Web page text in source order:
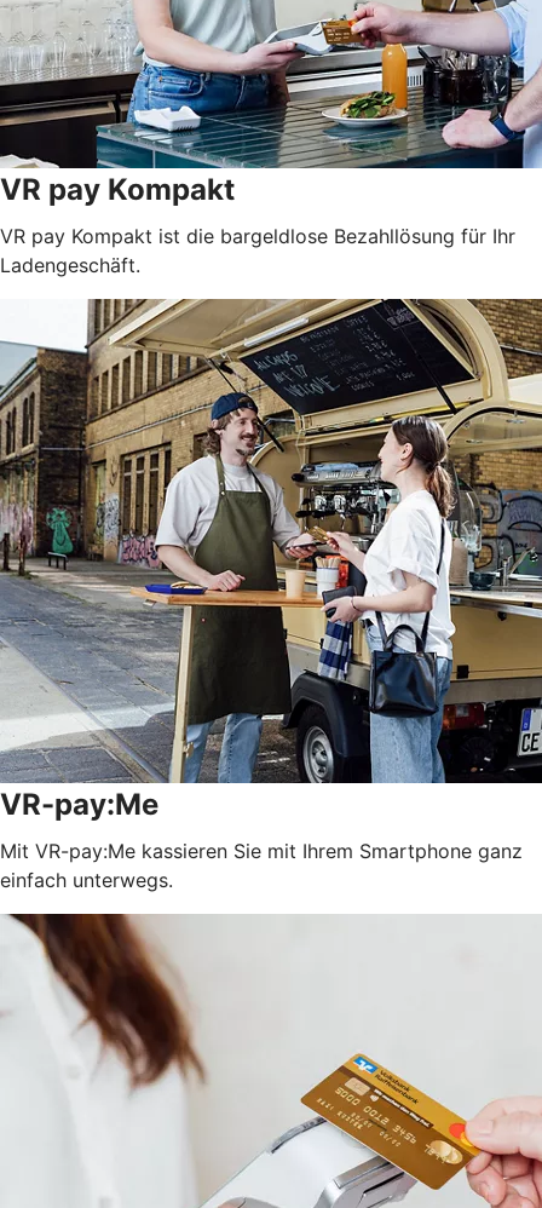
VR pay Kompakt
VR pay Kompakt ist die bargeldlose Bezahllösung für Ihr
Ladengeschäft.
VR-pay:Me
Mit VR-pay:Me kassieren Sie mit Ihrem Smartphone ganz
einfach unterwegs.